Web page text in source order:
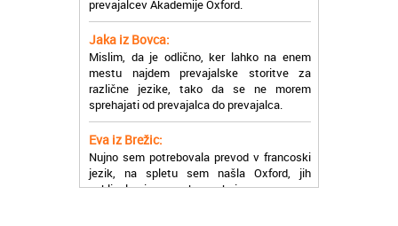
Jaka iz Bovca:
Mislim, da je odlično, ker lahko na enem
mestu najdem prevajalske storitve za
različne jezike, tako da se ne morem
sprehajati od prevajalca do prevajalca.
Eva iz Brežic:
Nujno sem potrebovala prevod v francoski
jezik, na spletu sem našla Oxford, jih
poklicala in v roku nekaj ur sem po
elektronski pošti prejela prevod. Resnično
so izjemni!